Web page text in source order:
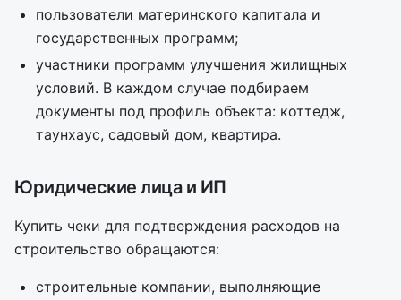
пользователи материнского капитала и
государственных программ;
участники программ улучшения жилищных
условий. В каждом случае подбираем
документы под профиль объекта: коттедж,
таунхаус, садовый дом, квартира.
Юридические лица и ИП
Купить чеки для подтверждения расходов на
строительство обращаются:
строительные компании, выполняющие